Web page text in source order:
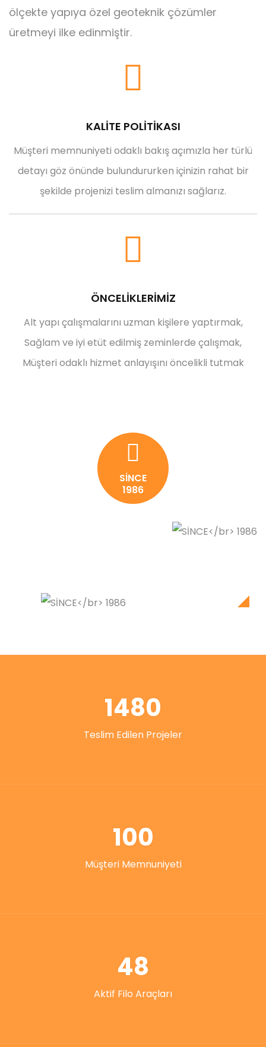
ölçekte yapıya özel geoteknik çözümler
üretmeyi ilke edinmiştir.
KALİTE POLİTİKASI
Müşteri memnuniyeti odaklı bakış açımızla her türlü
detayı göz önünde bulundururken içinizin rahat bir
şekilde projenizi teslim almanızı sağlarız.
ÖNCELİKLERİMİZ
Alt yapı çalışmalarını uzman kişilere yaptırmak,
Sağlam ve iyi etüt edilmiş zeminlerde çalışmak,
Müşteri odaklı hizmet anlayışını öncelikli tutmak
SİNCE
1986
1480
Teslim Edilen Projeler
100
Müşteri Memnuniyeti
48
Aktif Filo Araçları